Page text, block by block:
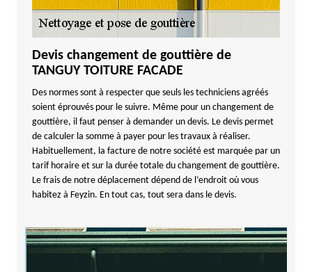
Devis changement de gouttière de
TANGUY TOITURE FACADE
Des normes sont à respecter que seuls les techniciens agréés
soient éprouvés pour le suivre. Même pour un changement de
gouttière, il faut penser à demander un devis. Le devis permet
de calculer la somme à payer pour les travaux à réaliser.
Habituellement, la facture de notre société est marquée par un
tarif horaire et sur la durée totale du changement de gouttière.
Le frais de notre déplacement dépend de l’endroit où vous
habitez à Feyzin. En tout cas, tout sera dans le devis.